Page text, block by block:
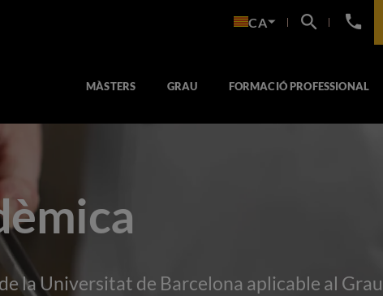
CA
+34
MÀSTERS GRAU FORMACIÓ PROFESSIONAL
la Universitat de Barcelona aplicable al